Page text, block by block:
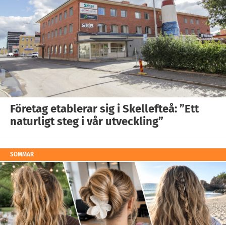
Företag etablerar sig i Skellefteå: ”Ett
naturligt steg i vår utveckling”
SOMMAR